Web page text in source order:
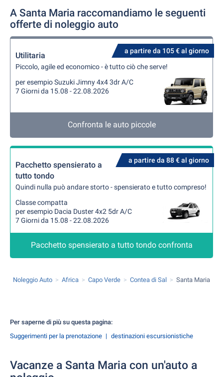
A Santa Maria raccomandiamo le seguenti
offerte di noleggio auto
a partire da 105 € al giorno
Utilitaria
Piccolo, agile ed economico - è tutto ciò che serve!
per esempio Suzuki Jimny 4x4 3dr A/C
7 Giorni da 15.08 - 22.08.2026
Confronta le auto piccole
a partire da 88 € al giorno
Pacchetto spensierato a
tutto tondo
Quindi nulla può andare storto - spensierato e tutto compreso!
Classe compatta
per esempio Dacia Duster 4x2 5dr A/C
7 Giorni da 15.08 - 22.08.2026
Pacchetto spensierato a tutto tondo confronta
Noleggio Auto Africa Capo Verde Contea di Sal Santa Maria
Per saperne di più su questa pagina:
Suggerimenti per la prenotazione
destinazioni escursionistiche
Vacanze a Santa Maria con un'auto a